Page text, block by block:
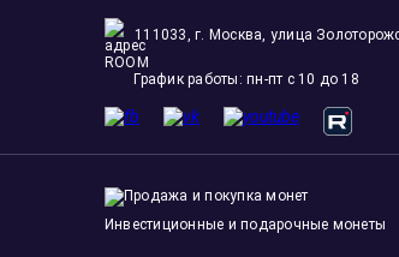
111033, г. Москва, улица
ROOM
График работы: пн-пт с 10 до 18
Инвестиционные и подарочные монеты